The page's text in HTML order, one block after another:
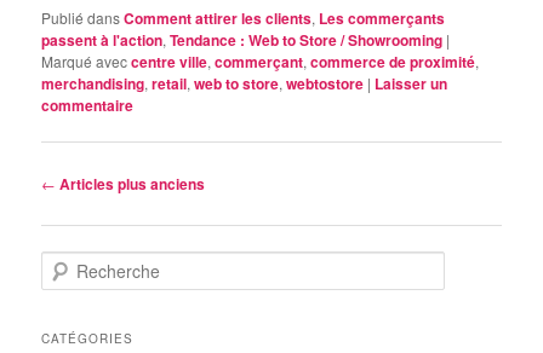
Publié dansComment attirer les clients, Les commerçants
passent à l'action,Tendance : Web to Store / Showrooming |
Marqué aveccentre ville,commerçant,commerce de proximité,
merchandising,retail,web to store,webtostore | Laisser un
commentaire
Navigation
articles
← Articles plus anciens
e
h
CATÉGORIES